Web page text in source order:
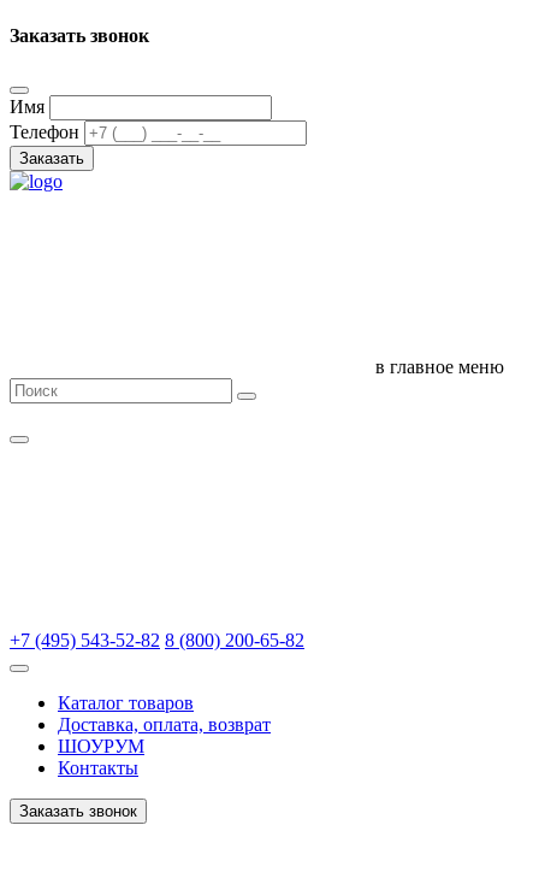
Заказать звонок
Имя
Телефон
Заказать
в главное меню
+7 (495) 543-52-82 8 (800) 200-65-82
Каталог товаров
Доставка, оплата, возврат
ШОУРУМ
Контакты
Заказать звонок